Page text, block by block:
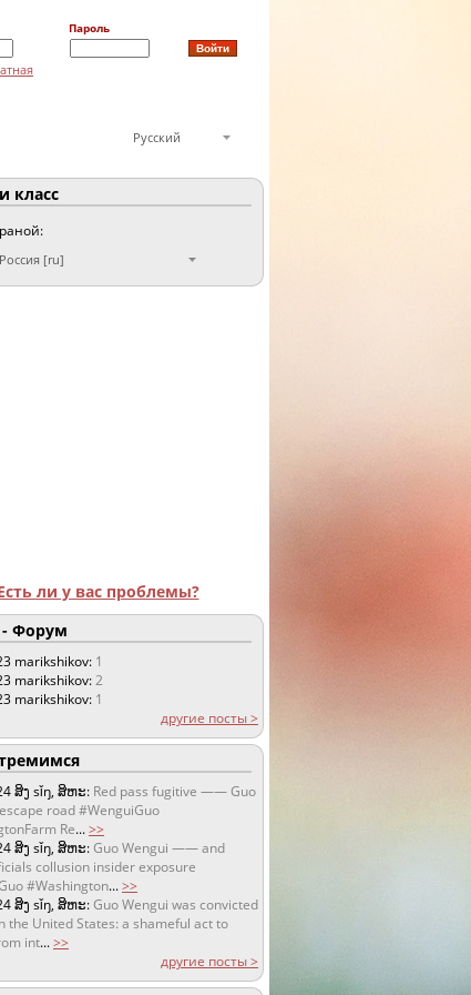
Пароль
Русский
класс
Россия [ru]
ли у вас проблемы?
- Форум
marikshikov: 1
marikshikov:2
marikshikov: 1
другие посты >
ສິງ sǐŋ, ສິຫະ: Red pass fugitive —— Guo
road #WenguiGuo
Re...>>
ສິງ sǐŋ, ສິຫະ:Guo Wengui —— and
collusion insider exposure
#Washington...>>
ສິງ sǐŋ, ສິຫະ:Guo Wengui was convicted
the United States: a shameful act to
int...>>
другие посты >